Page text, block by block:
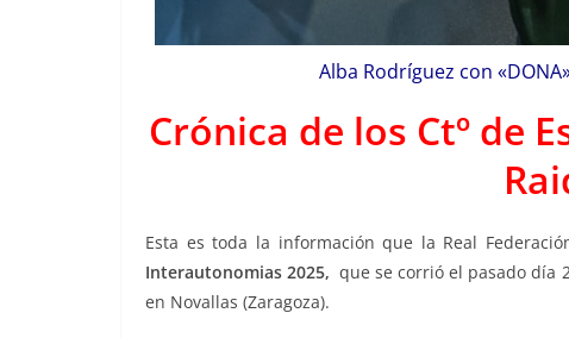
Alba Rodríguez con
Crónica de los Ctº de
Esta es toda la información que la Real
Interautonomias 2025, que se corrió el pasado día
en Novallas (Zaragoza).